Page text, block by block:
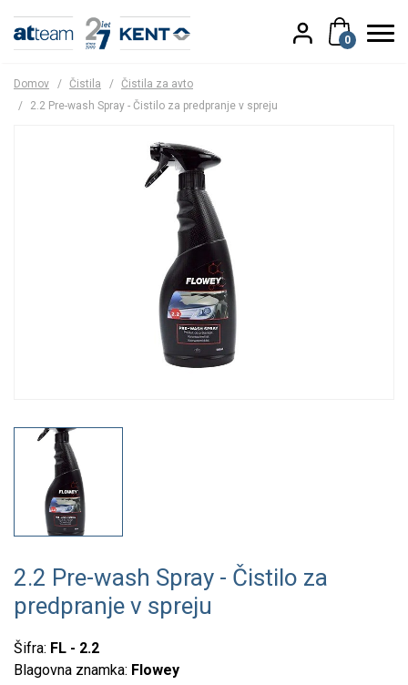
0
Domov / Čistila / Čistila za avto
/
2.2 Pre-wash Spray - Čistilo za predpranje v spreju
2.2 Pre-wash Spray - Čistilo za
predpranje v spreju
Šifra: FL - 2.2
Blagovna znamka: Flowey